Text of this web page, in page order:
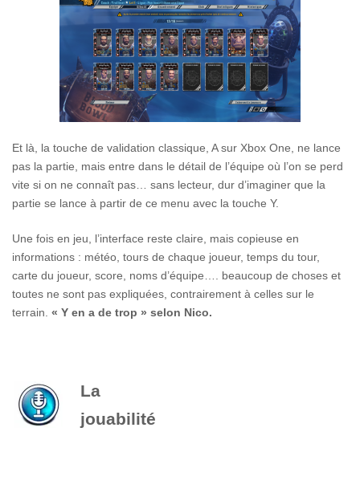
Et là, la touche de validation classique, A sur Xbox One, ne lance
pas la partie, mais entre dans le détail de l’équipe où l’on se perd
vite si on ne connaît pas… sans lecteur, dur d’imaginer que la
partie se lance à partir de ce menu avec la touche Y.
Une fois en jeu, l’interface reste claire, mais copieuse en
informations : météo, tours de chaque joueur, temps du tour,
carte du joueur, score, noms d’équipe…. beaucoup de choses et
toutes ne sont pas expliquées, contrairement à celles sur le
terrain. « Y en a de trop » selon Nico.
La
jouabilité